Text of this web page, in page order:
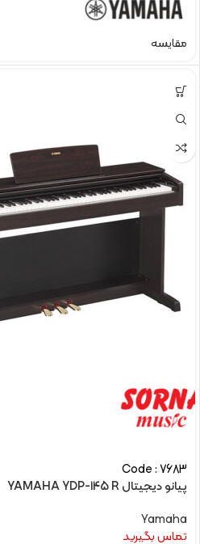
مقایسه
Code : 7683
پیانو دیجیتال YAMAHA YDP-145 R
Yamaha
تماس بگیرید